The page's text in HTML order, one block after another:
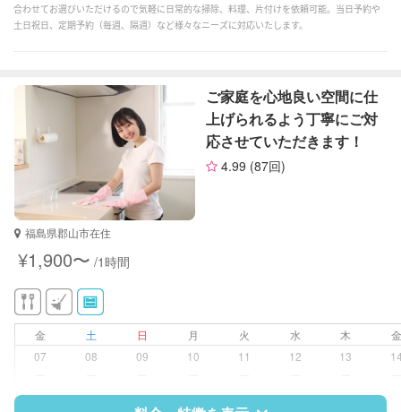
合わせてお選びいただけるので気軽に日常的な掃除、料理、片付けを依頼可能。当日予約や
土日祝日、定期予約（毎週、隔週）など様々なニーズに対応いたします。
ご家庭を心地良い空間に仕
上げられるよう丁寧にご対
応させていただきます！
4.99 (87回)
福島県郡山市在住
¥1,900〜 /1時間
金 土 日 月 火 水 木
07
08 09 10 11 12 13